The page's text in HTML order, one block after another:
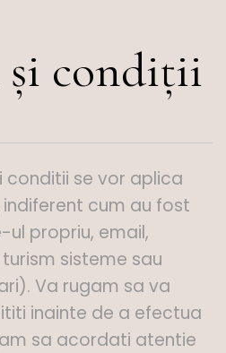
și condiții
conditii se vor aplica
cum au fost
propriu, email,
sisteme sau
Va rugam sa va
inainte de a efectua
sa acordati atentie